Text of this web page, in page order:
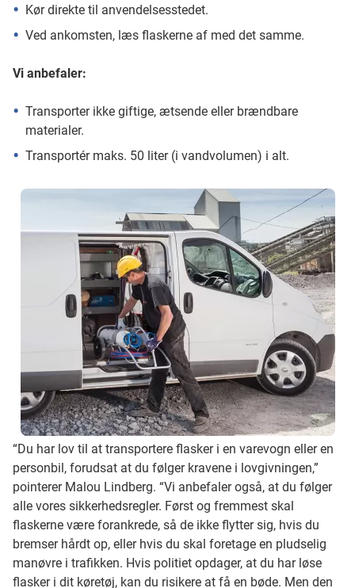
Kør direkte til anvendelsesstedet.
Ved ankomsten, læs flaskerne af med det samme.
Vi anbefaler:
Transporter ikke giftige, ætsende eller brændbare
materialer.
Transportér maks. 50 liter (i vandvolumen) i alt.
“Du har lov til at transportere flasker i en varevogn eller en
personbil, forudsat at du følger kravene i lovgivningen,”
pointerer Malou Lindberg. “Vi anbefaler også, at du følger
alle vores sikkerhedsregler. Først og fremmest skal
flaskerne være forankrede, så de ikke flytter sig, hvis du
bremser hårdt op, eller hvis du skal foretage en pludselig
manøvre i trafikken. Hvis politiet opdager, at du har løse
flasker i dit køretøj, kan du risikere at få en bøde. Men den